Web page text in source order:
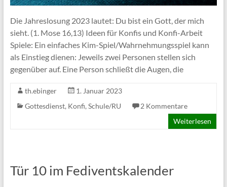
Die Jahreslosung 2023 lautet: Du bist ein Gott, der mich
sieht. (1. Mose 16,13) Ideen für Konfis und Konfi-Arbeit
Spiele: Ein einfaches Kim-Spiel/Wahrnehmungsspiel kann
als Einstieg dienen: Jeweils zwei Personen stellen sich
gegenüber auf. Eine Person schließt die Augen, die
th.ebinger
1. Januar 2023
Gottesdienst, Konfi, Schule/RU
2 Kommentare
Weiterlesen
Tür 10 im Fediventskalender